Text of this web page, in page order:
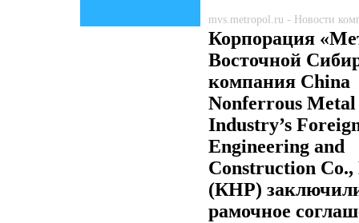
mvs.metropol.ru - Новости
Корпорация
Восточной
компания China
Nonferrous Metal
Industry’s
Engineering and
Construction
(КНР)
рамочное